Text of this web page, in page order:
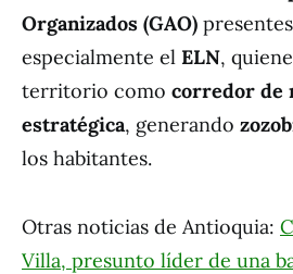
Organizados (GAO)
especialmente el ELN,
territorio como corredor de
estratégica, generando
los habitantes.
Otras noticias de Antioquia:
Villa, presunto líder de una